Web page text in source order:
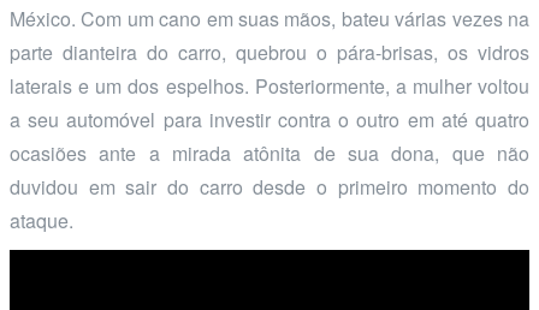
México. Com um cano em suas mãos, bateu várias vezes na
parte dianteira do carro, quebrou o pára-brisas, os vidros
laterais e um dos espelhos. Posteriormente, a mulher voltou
a seu automóvel para investir contra o outro em até quatro
ocasiões ante a mirada atônita de sua dona, que não
duvidou em sair do carro desde o primeiro momento do
ataque.